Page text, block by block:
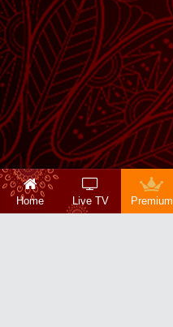
Home Live TV Premium